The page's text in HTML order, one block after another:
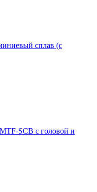
сплав (с
SCB с головой и